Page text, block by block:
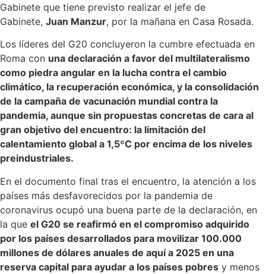
Gabinete que tiene previsto realizar el jefe de
Gabinete, Juan Manzur, por la mañana en Casa Rosada.
Los líderes del G20 concluyeron la cumbre efectuada en
Roma con una declaración a favor del multilateralismo
como piedra angular en la lucha contra el cambio
climático, la recuperación económica, y la consolidación
de la campaña de vacunación mundial contra la
pandemia, aunque sin propuestas concretas de cara al
gran objetivo del encuentro: la limitación del
calentamiento global a 1,5ºC por encima de los niveles
preindustriales.
En el documento final tras el encuentro, la atención a los
países más desfavorecidos por la pandemia de
coronavirus ocupó una buena parte de la declaración, en
la que el G20 se reafirmó en el compromiso adquirido
por los países desarrollados para movilizar 100.000
millones de dólares anuales de aquí a 2025 en una
reserva capital para ayudar a los países pobres y menos